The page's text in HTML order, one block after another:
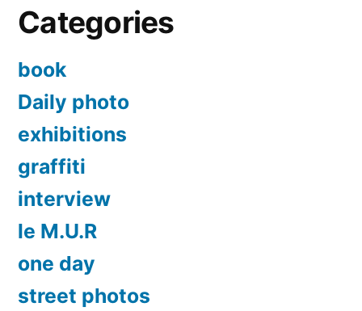
Categories
book
Daily photo
exhibitions
graffiti
interview
le M.U.R
one day
street photos